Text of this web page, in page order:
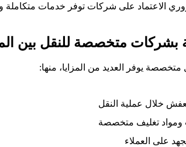
الاعتماد على شركات توفر خدمات متكاملة
بشركات متخصصة للنقل بين
متخصصة يوفر العديد من المزايا، منها:
خلال عملية النقل
ومواد تغليف متخصصة
على العملاء